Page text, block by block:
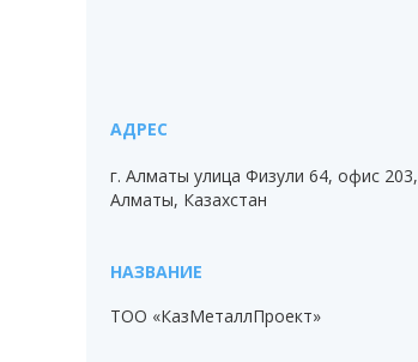
г. Алматы улица Физули 64, офис 203,
Алматы, Казахстан
ТОО «КазМеталлПроект»